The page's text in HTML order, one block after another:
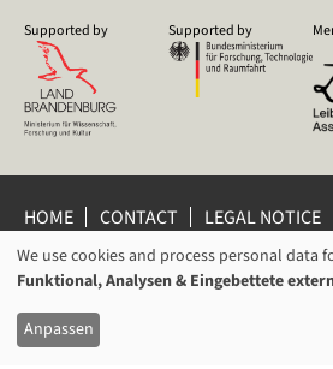
Supported by Supported by
HOME CONTACT LEGAL NOTICE
PRIVACY POLICY
PRIVACY SETTINGS
WHISTLEBLOWER PROTECTION
© 2026 Leibniz Centre for
USAGE
OF
PERSONAL
We use cookies and process personal data
Funktional, Analysen & Eingebettete
Anpassen